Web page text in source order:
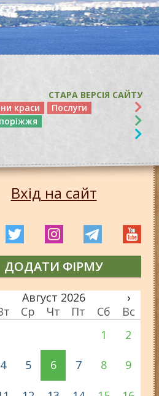
СТАРА ВЕРСІЯ САЙТУ
краси
Послуги
Вхід на сайт
ДОДАТИ ФІРМУ
1 2
4 5 6 7 8 9
Август 2026
›
Ср Чт Пт Сб Вс